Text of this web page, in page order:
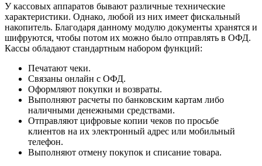
У кассовых аппаратов бывают различные технические
характеристики. Однако, любой из них имеет фискальный
накопитель. Благодаря данному модулю документы хранятся и
шифруются, чтобы потом их можно было отправлять в ОФД.
Кассы обладают стандартным набором функций:
Печатают чеки.
Связаны онлайн с ОФД.
Оформляют покупки и возвраты.
Выполняют расчеты по банковским картам либо
наличными денежными средствами.
Отправляют цифровые копии чеков по просьбе
клиентов на их электронный адрес или мобильный
телефон.
Выполняют отмену покупок и списание товара.